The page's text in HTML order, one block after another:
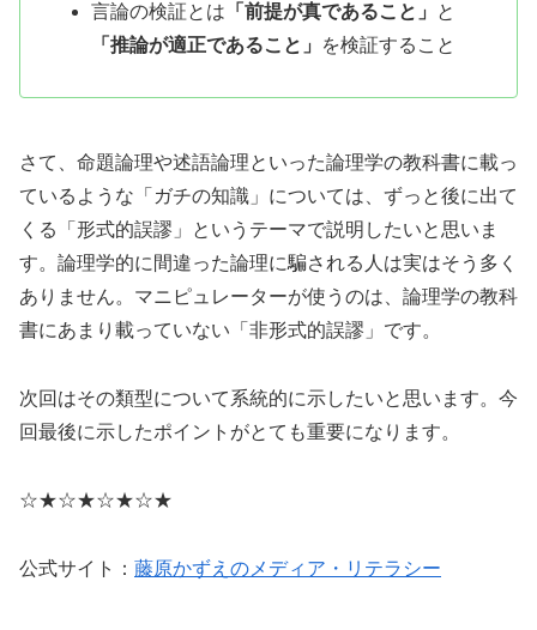
言論の検証とは 「前提が真であること」
と
「推論が適正であること」
を検証すること
さて、命題論理や述語論理といった論理学の教科書に載っ
ているような「ガチの知識」については、ずっと後に出て
くる「形式的誤謬」というテーマで説明したいと思いま
す。論理学的に間違った論理に騙される人は実はそう多く
ありません。マニピュレーターが使うのは、論理学の教科
書にあまり載っていない「非形式的誤謬」です。
次回はその類型について系統的に示したいと思います。今
回最後に示したポイントがとても重要になります。
☆★☆★☆★☆★
公式サイト： 藤原かずえのメディア・リテラシー